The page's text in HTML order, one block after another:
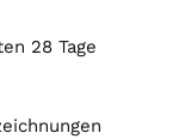
28 Tage